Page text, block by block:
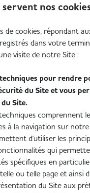
nos
de cookies, répondant
dans votre
visite de notre Site :
pour rendre
du Site et vous
Site.
comprennent
à la navigation sur
d'utiliser les
qui
spécifiques en
ou telle page et ainsi
du Site aux